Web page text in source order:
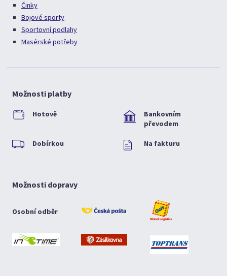
Činky
Bojové sporty
Sportovní podlahy
Masérské potřeby
Možnosti platby
Hotově
Bankovním
převodem
Dobírkou Na fakturu
Možnosti dopravy
Osobní odběr